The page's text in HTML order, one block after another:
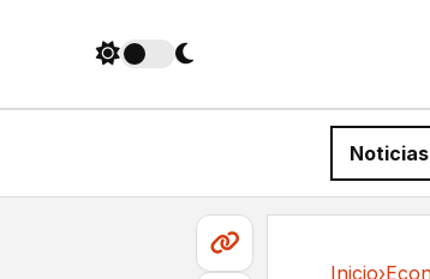
Inicio›